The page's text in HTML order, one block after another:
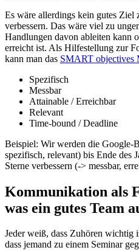
Es wäre allerdings kein gutes Ziel
verbessern. Das wäre viel zu
Handlungen davon ableiten kann
erreicht ist. Als Hilfestellung zur
kann man das SMART objectives
Spezifisch
Messbar
Attainable / Erreichbar
Relevant
Time-bound / Deadline
Beispiel: Wir werden die Google-
spezifisch, relevant) bis Ende des
Sterne verbessern (-> messbar,
Kommunikation als
was ein gutes Team
Jeder weiß, dass Zuhören wichtig
dass jemand zu einem Seminar